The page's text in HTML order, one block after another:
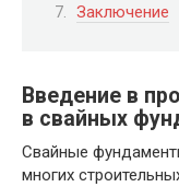
Заключение
Введение в
в свайных
Свайные
многих